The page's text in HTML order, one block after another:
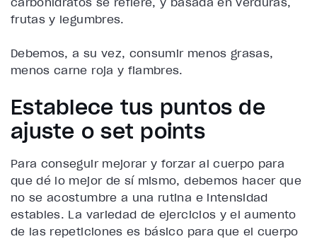
frutas y legumbres.
Debemos, a su vez, consumir menos grasas,
menos carne roja y fiambres.
Establece tus puntos de
ajuste o set points
Para conseguir mejorar y forzar al cuerpo para
que dé lo mejor de sí mismo, debemos hacer que
no se acostumbre a una rutina e intensidad
estables. La variedad de ejercicios y el aumento
de las repeticiones es básico para que el cuerpo